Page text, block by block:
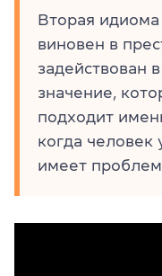
Вторая идиома
виновен в
задействован
значение,
подходит
когда человек
имеет